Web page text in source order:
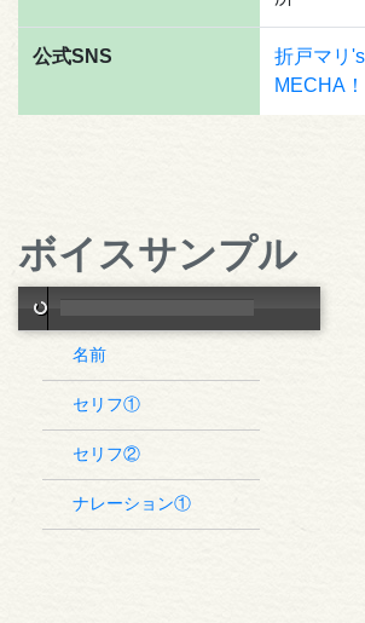
公式SNS
折戸マリ
MECHA！
ボイスサンプル
名前
セリフ①
セリフ②
ナレーション①